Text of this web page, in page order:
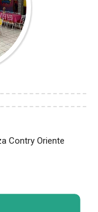
Contry Oriente